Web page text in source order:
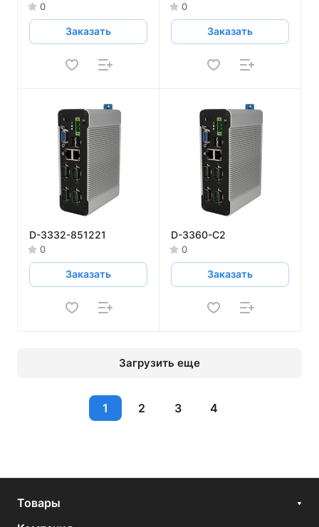
0
Заказать
0
Заказать
D-3332-851221
0
Заказать
D-3360-C2
0
Заказать
Загрузить еще
1 2 3 4
Товары